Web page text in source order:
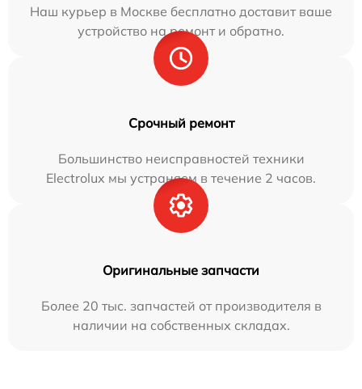
Наш курьер в Москве бесплатно доставит ваше
устройство на ремонт и обратно.
Срочный ремонт
Большинство неисправностей техники
Electrolux мы устраняем в течение 2 часов.
Оригинальные запчасти
Более 20 тыс. запчастей от производителя в
наличии на собственных складах.